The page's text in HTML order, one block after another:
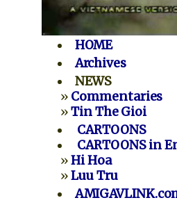
HOME
Archives
NEWS
» Commentaries
»Tin The Gioi
CARTOONS
CARTOONS in
»Hi Hoa
»Luu Tru